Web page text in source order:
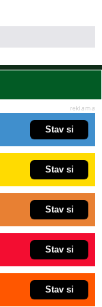
Stav si
Stav si
Stav si
Stav si
Stav si